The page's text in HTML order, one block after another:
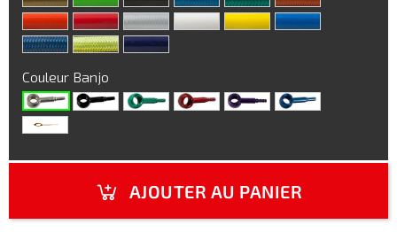
Couleur Banjo
AJOUTER AU PANIER